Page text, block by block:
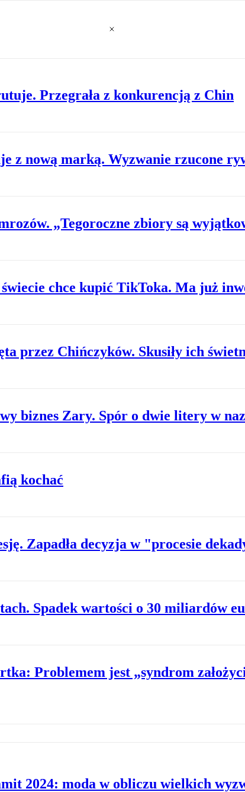
Przegrała z konkurencją z Chin
z nową marką. Wyzwanie rzucone
„Tegoroczne zbiory są
chce kupić TikToka. Ma już
przez Chińczyków. Skusiły ich
biznes Zary. Spór o dwie litery w
kochać
Zapadła decyzja w "procesie
Spadek wartości o 30 miliardów
Problemem jest „syndrom
2024: moda w obliczu wielkich